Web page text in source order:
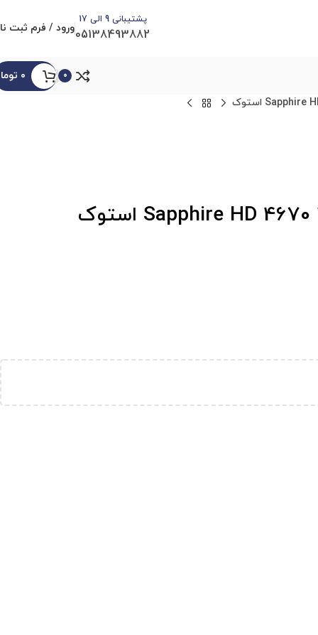
پشتیبانی 9 الی 17
05138493882ورود / فرم ثبت
0 ۰